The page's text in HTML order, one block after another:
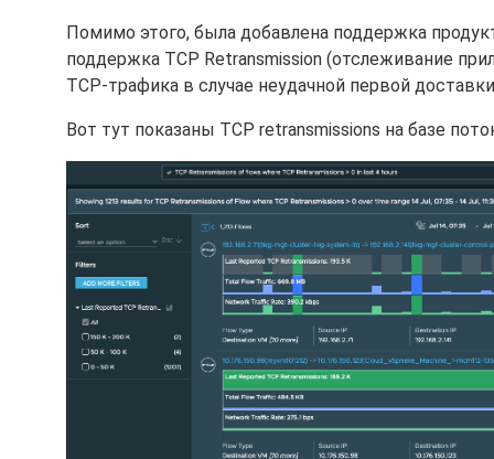
Помимо этого, была добавлена поддержка
поддержка TCP Retransmission (отслеживание
TCP-трафика в случае неудачной первой
Вот тут показаны TCP retransmissions на базе